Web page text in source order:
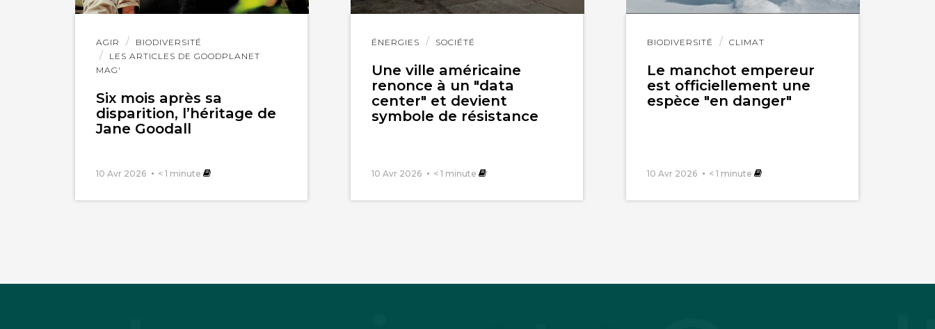
AGIR
BIODIVERSITÉ
LES ARTICLES DE GOODPLANET
MAG'
Six mois après sa
disparition, l’héritage de
Jane Goodall
10 Avr 2026 < 1 minute
Lire
l'article
ÉNERGIES SOCIÉTÉ
Une ville américaine
renonce à un "data
center" et devient
symbole de résistance
10 Avr 2026 < 1 minute
Lire
BIODIVERSITÉ CLIMAT
Le manchot empereur
est officiellement une
espèce "en danger"
10 Avr 2026 < 1 minute
Lire